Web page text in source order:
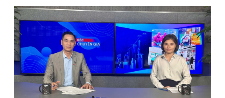
Vụ án
Tin nóng
Tư vấn luật
Việt Nam
Phân tích